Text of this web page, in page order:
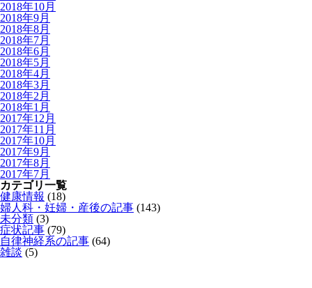
2018年10月
2018年9月
2018年8月
2018年7月
2018年6月
2018年5月
2018年4月
2018年3月
2018年2月
2018年1月
2017年12月
2017年11月
2017年10月
2017年9月
2017年8月
2017年7月
カテゴリ一覧
健康情報 (18)
婦人科・妊婦・産後の記事 (143)
未分類 (3)
症状記事 (79)
自律神経系の記事 (64)
雑談 (5)